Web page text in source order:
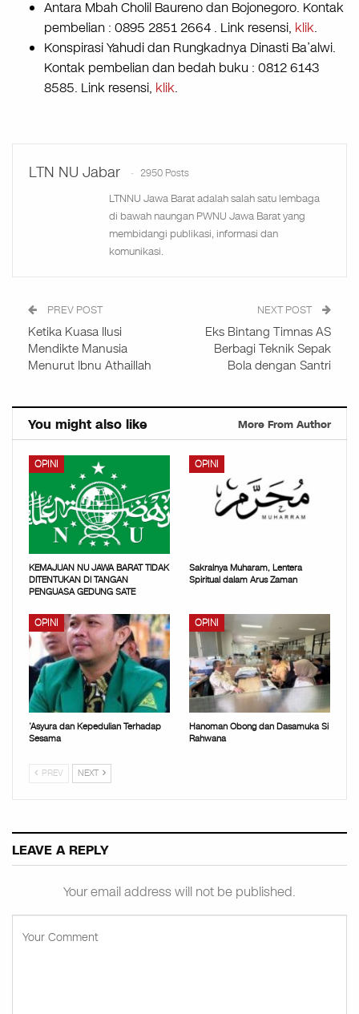
Antara Mbah Cholil Baureno dan Bojonegoro. Kontak
pembelian : 0895 2851 2664 . Link resensi, klik.
Konspirasi Yahudi dan Rungkadnya Dinasti Ba’alwi.
Kontak pembelian dan bedah buku : 0812 6143
8585. Link resensi, klik.
LTN NU Jabar 2950 Posts
LTNNU Jawa Barat adalah salah satu lembaga
di bawah naungan PWNU Jawa Barat yang
membidangi publikasi, informasi dan
komunikasi.
PREV POST
Ketika Kuasa Ilusi
Mendikte Manusia
Menurut Ibnu Athaillah
NEXT POST
Eks Bintang Timnas AS
Berbagi Teknik Sepak
Bola dengan Santri
You might also like More From Author
OPINI
KEMAJUAN NU JAWA BARAT TIDAK
DITENTUKAN DI TANGAN
PENGUASA GEDUNG SATE
OPINI
Sakralnya Muharam, Lentera
Spiritual dalam Arus Zaman
OPINI
’Asyura dan Kepedulian Terhadap
Sesama
OPINI
Hanoman Obong dan Dasamuka Si
Rahwana
PREV NEXT
LEAVE A REPLY
Your email address will not be published.